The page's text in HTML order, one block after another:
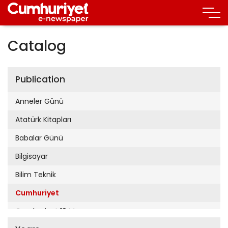
Catalog
Publication
Anneler Günü
Atatürk Kitapları
Babalar Günü
Bilgisayar
Bilim Teknik
Cumhuriyet
Cumhuriyet 19 Mayıs